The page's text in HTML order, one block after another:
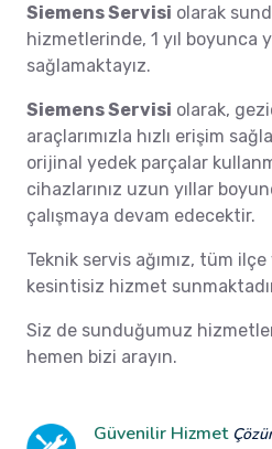
Siemens Servisi olarak
hizmetlerinde, 1 yıl boyunca
sağlamaktayız.
Siemens Servisi olarak,
araçlarımızla hızlı erişim
orijinal yedek parçalar
cihazlarınız uzun yıllar
çalışmaya devam edecektir.
Teknik servis ağımız, tüm
kesintisiz hizmet
Siz de sunduğumuz
hemen bizi arayın.
Güvenilir Hizmet